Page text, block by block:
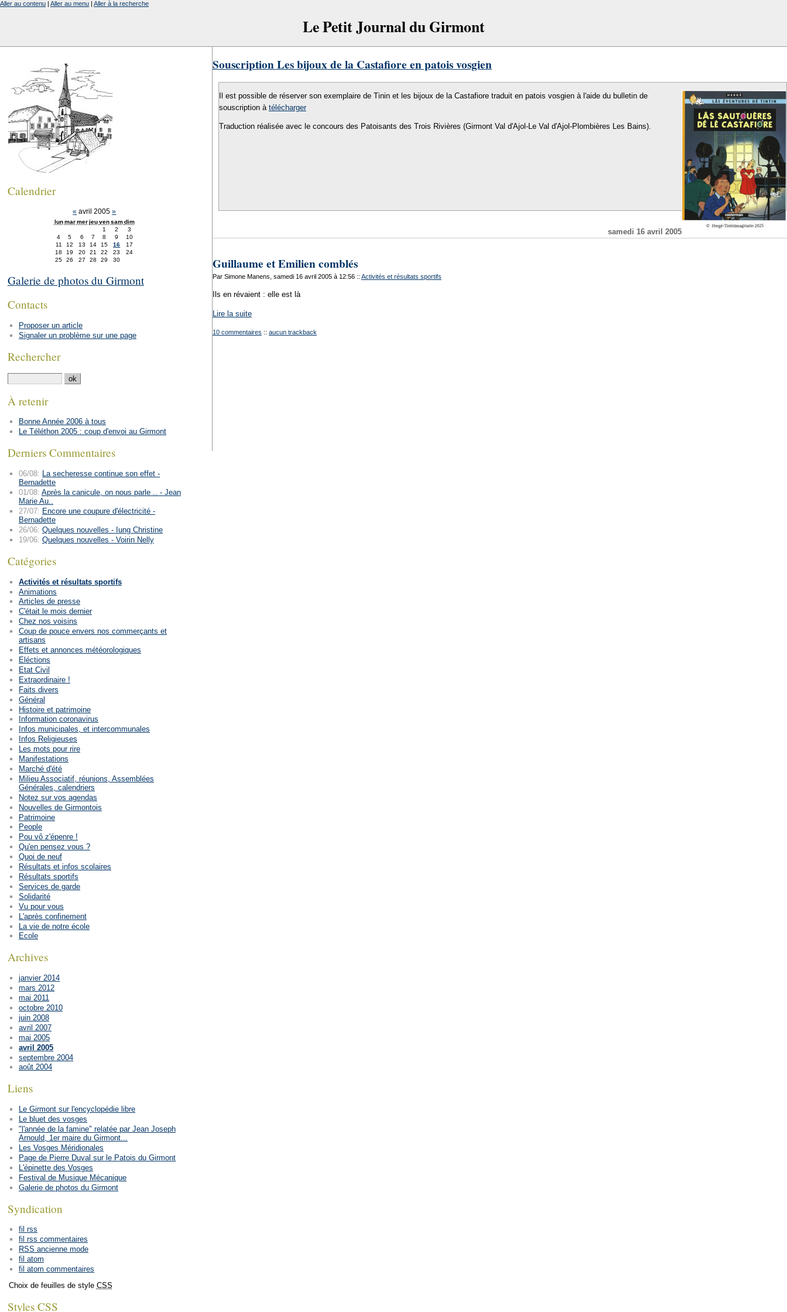
Le Petit Journal du Girmont
Aller au contenu | Aller au menu | Aller à la recherche
Souscription Les bijoux de la Castafiore en patois vosgien
Il est possible de réserver son exemplaire de Tinin et les bijoux de la Castafiore traduit en patois vosgien à l'aide du bulletin de
souscription à télécharger
Traduction réalisée avec le concours des Patoisants des Trois Rivières (Girmont Val d'Ajol-Le Val d'Ajol-Plombières Les Bains).
samedi 16 avril 2005
Guillaume et Emilien comblés
Par Simone Manens, samedi 16 avril 2005 à 12:56 :: Activités et résultats sportifs
Ils en révaient : elle est là
Lire la suite
10 commentaires :: aucun trackback
Calendrier
« avril 2005»
lun mar mer jeu ven sam dim
1
2
3
4
5 6 7 8 9
10
11
12 13 14 15 16
17
18
19 20 21 22 23
24
25
26 27 28 29 30
Galerie de photos du Girmont
Contacts
Proposer un article
Signaler un problème sur une page
Rechercher
À retenir
Bonne Année 2006 à tous
Le Téléthon 2005 : coup d'envoi au Girmont
Derniers Commentaires
06/08: La secheresse continue son effet -
Bernadette
01/08: Après la canicule, on nous parle .. - Jean
Marie Au..
27/07: Encore une coupure d'électricité -
Bernadette
26/06: Quelques nouvelles - Iung Christine
19/06: Quelques nouvelles - Voirin Nelly
Catégories
Activités et résultats sportifs
Animations
Articles de presse
C'était le mois dernier
Chez nos voisins
Coup de pouce envers nos commerçants et
artisans
Effets et annonces météorologiques
Eléctions
Etat Civil
Extraordinaire !
Faits divers
Général
Histoire et patrimoine
Information coronavirus
Infos municipales, et intercommunales
Infos Religieuses
Les mots pour rire
Manifestations
Marché d'été
Milieu Associatif, réunions, Assemblées
Générales, calendriers
Notez sur vos agendas
Nouvelles de Girmontois
Patrimoine
People
Pou vô z'épenre !
Qu'en pensez vous ?
Quoi de neuf
Résultats et infos scolaires
Résultats sportifs
Services de garde
Solidarité
Vu pour vous
L'après confinement
La vie de notre école
Ecole
Archives
janvier 2014
mars 2012
mai 2011
octobre 2010
juin 2008
avril 2007
mai 2005
avril 2005
septembre 2004
août 2004
Liens
Le Girmont sur l'encyclopédie libre
Le bluet des vosges
"l'année de la famine" relatée par Jean Joseph
Arnould, 1er maire du Girmont...
Les Vosges Méridionales
Page de Pierre Duval sur le Patois du Girmont
L'épinette des Vosges
Festival de Musique Mécanique
Galerie de photos du Girmont
Syndication
fil rss
fil rss commentaires
RSS ancienne mode
fil atom
fil atom commentaires
Choix de feuilles de style CSS
Styles CSS